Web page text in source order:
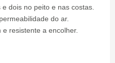
dois no peito e nas costas.
do ar.
resistente a encolher.